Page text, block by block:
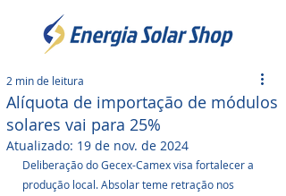
Alíquota de importação de módulos
solares vai para 25%
2 min de leitura
Atualizado: 19 de nov. de 2024
Deliberação do Gecex-Camex visa fortalecer a
produção local. Absolar teme retração nos